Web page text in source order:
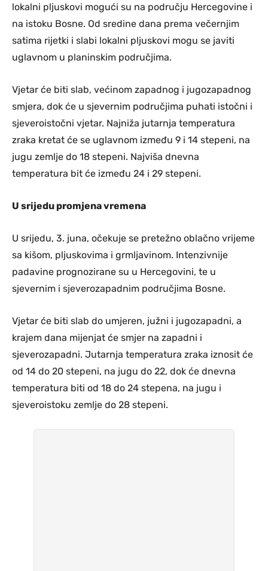
lokalni pljuskovi mogući su na području Hercegovine i
na istoku Bosne. Od sredine dana prema večernjim
satima rijetki i slabi lokalni pljuskovi mogu se javiti
uglavnom u planinskim područjima.
Vjetar će biti slab, većinom zapadnog i jugozapadnog
smjera, dok će u sjevernim područjima puhati istočni i
sjeveroistočni vjetar. Najniža jutarnja temperatura
zraka kretat će se uglavnom između 9 i 14 stepeni, na
jugu zemlje do 18 stepeni. Najviša dnevna
temperatura bit će između 24 i 29 stepeni.
U srijedu promjena vremena
U srijedu, 3. juna, očekuje se pretežno oblačno vrijeme
sa kišom, pljuskovima i grmljavinom. Intenzivnije
padavine prognozirane su u Hercegovini, te u
sjevernim i sjeverozapadnim područjima Bosne.
Vjetar će biti slab do umjeren, južni i jugozapadni, a
krajem dana mijenjat će smjer na zapadni i
sjeverozapadni. Jutarnja temperatura zraka iznosit će
od 14 do 20 stepeni, na jugu do 22, dok će dnevna
temperatura biti od 18 do 24 stepena, na jugu i
sjeveroistoku zemlje do 28 stepeni.